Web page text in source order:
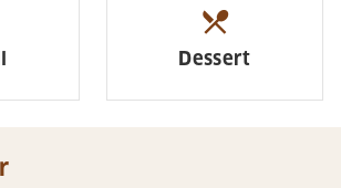
restaurant_menu
Dessert